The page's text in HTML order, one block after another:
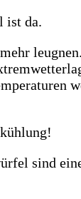
ist da.
sind